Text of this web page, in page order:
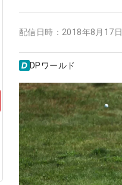
配信日時： 2018年8月17
DPワールド